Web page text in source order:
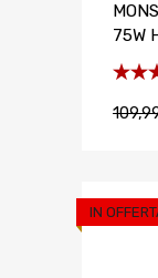
75W
5.00
IN